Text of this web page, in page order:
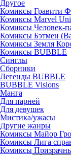
Другое
Комиксы Гравити
Комиксы Marvel
Комиксы Человек-
Комиксы Бэтмен
Комиксы Земля
Комиксы BUBBLE
Синглы
Сборники
Легенды BUBBLE
BUBBLE Visions
Манга
Для парней
Для девушек
Мистика/ужасы
Другие жанры
Комиксы Майор
Комиксы Лига
Комиксы